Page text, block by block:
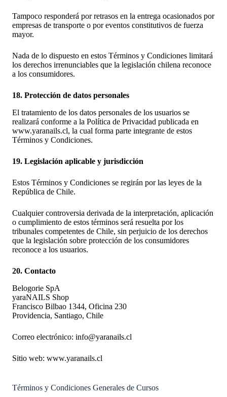
Tampoco responderá por retrasos en la entrega ocasionados por
empresas de transporte o por eventos constitutivos de fuerza
mayor.
Nada de lo dispuesto en estos Términos y Condiciones limitará
los derechos irrenunciables que la legislación chilena reconoce
a los consumidores.
18. Protección de datos personales
El tratamiento de los datos personales de los usuarios se
realizará conforme a la Política de Privacidad publicada en
www.yaranails.cl, la cual forma parte integrante de estos
Términos y Condiciones.
19. Legislación aplicable y jurisdicción
Estos Términos y Condiciones se regirán por las leyes de la
República de Chile.
Cualquier controversia derivada de la interpretación, aplicación
o cumplimiento de estos términos será resuelta por los
tribunales competentes de Chile, sin perjuicio de los derechos
que la legislación sobre protección de los consumidores
reconoce a los usuarios.
20. Contacto
Belogorie SpA
yaraNAILS Shop
Francisco Bilbao 1344, Oficina 230
Providencia, Santiago, Chile
Correo electrónico: info@yaranails.cl
Sitio web: www.yaranails.cl
Términos y Condiciones Generales de Cursos